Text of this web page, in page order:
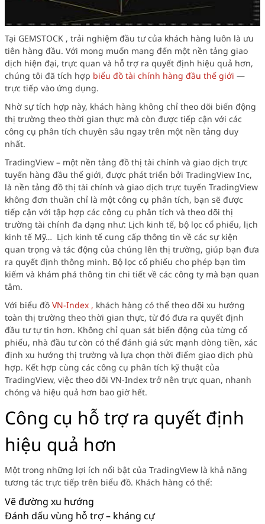
Tại GEMSTOCK , trải nghiệm đầu tư của khách hàng luôn là ưu
tiên hàng đầu. Với mong muốn mang đến một nền tảng giao
dịch hiện đại, trực quan và hỗ trợ ra quyết định hiệu quả hơn,
chúng tôi đã tích hợp biểu đồ tài chính hàng đầu thế giới —
trực tiếp vào ứng dụng.
Nhờ sự tích hợp này, khách hàng không chỉ theo dõi biến động
thị trường theo thời gian thực mà còn được tiếp cận với các
công cụ phân tích chuyên sâu ngay trên một nền tảng duy
nhất.
TradingView – một nền tảng đồ thị tài chính và giao dịch trực
tuyến hàng đầu thế giới, được phát triển bởi TradingView Inc,
là nền tảng đồ thị tài chính và giao dịch trực tuyến TradingView
không đơn thuần chỉ là một công cụ phân tích, bạn sẽ được
tiếp cận với tập hợp các công cụ phân tích và theo dõi thị
trường tài chính đa dạng như: Lịch kinh tế, bộ lọc cổ phiếu, lịch
kinh tế Mỹ… Lịch kinh tế cung cấp thông tin về các sự kiện
quan trọng và tác động của chúng lên thị trường, giúp bạn đưa
ra quyết định thông minh. Bộ lọc cổ phiếu cho phép bạn tìm
kiếm và khám phá thông tin chi tiết về các công ty mà bạn quan
tâm.
Với biểu đồ VN-Index , khách hàng có thể theo dõi xu hướng
toàn thị trường theo thời gian thực, từ đó đưa ra quyết định
đầu tư tự tin hơn. Không chỉ quan sát biến động của từng cổ
phiếu, nhà đầu tư còn có thể đánh giá sức mạnh dòng tiền, xác
định xu hướng thị trường và lựa chọn thời điểm giao dịch phù
hợp. Kết hợp cùng các công cụ phân tích kỹ thuật của
TradingView, việc theo dõi VN-Index trở nên trực quan, nhanh
chóng và hiệu quả hơn bao giờ hết.
Công cụ hỗ trợ ra quyết định
hiệu quả hơn
Một trong những lợi ích nổi bật của TradingView là khả năng
tương tác trực tiếp trên biểu đồ. Khách hàng có thể:
Vẽ đường xu hướng
Đánh dấu vùng hỗ trợ – kháng cự